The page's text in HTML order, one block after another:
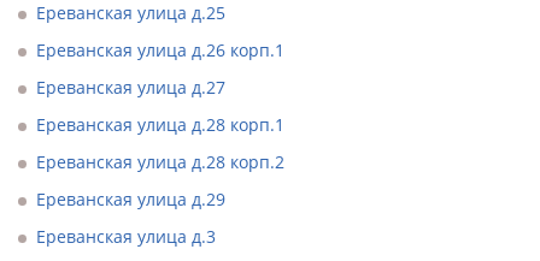
Ереванская улица д.25
Ереванская улица д.26 корп.1
Ереванская улица д.27
Ереванская улица д.28 корп.1
Ереванская улица д.28 корп.2
Ереванская улица д.29
Ереванская улица д.3